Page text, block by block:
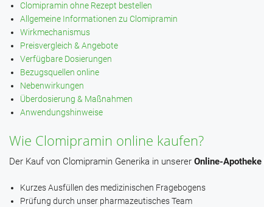
Clomipramin ohne Rezept bestellen
Allgemeine Informationen zu Clomipramin
Wirkmechanismus
Preisvergleich & Angebote
Verfügbare Dosierungen
Bezugsquellen online
Nebenwirkungen
Überdosierung & Maßnahmen
Anwendungshinweise
Wie Clomipramin online kaufen?
Der Kauf von Clomipramin Generika in unserer Online-Apotheke
Kurzes Ausfüllen des medizinischen Fragebogens
Prüfung durch unser pharmazeutisches Team